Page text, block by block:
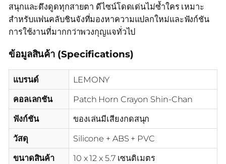
สนุกและดึงดูดทุกสายตา ดีไซน์โดดเด่นไม่ซ้ำใคร เหมาะ
สำหรับแฟนคลับชินจังที่มองหาความแปลกใหม่และฟังก์ชัน
การใช้งานที่มากกว่าพวงกุญแจทั่วไป
ข้อมูลสินค้า (Specifications)
แบรนด์
LEMONY
คอลเลกชัน
Patch Horn Crayon Shin-Chan
ฟังก์ชัน
ของเล่นมีเสียงกดสนุก
วัสดุ
Silicone + ABS + PVC
ขนาดสินค้า
10 x 12 x 5.7 เซนติเมตร